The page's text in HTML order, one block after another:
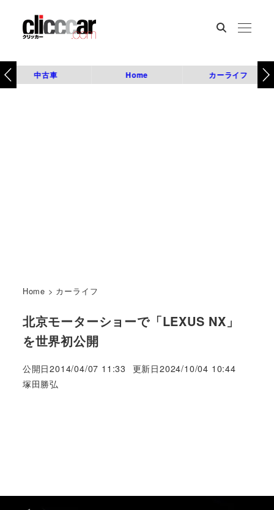
中古車 Home カーライフ
Home > カーライフ
北京モーターショーで「LEXUS NX」
を世界初公開
公開日2014/04/07 11:33 更新日2024/10/04 10:44
著
塚田勝弘